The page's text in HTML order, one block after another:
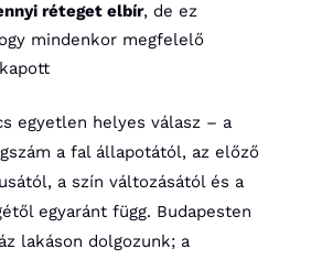
réteget elbír, de ez
mindenkor megfelelő
egyetlen helyes válasz – a
a fal állapotától, az előző
a szín változásától és a
egyaránt függ. Budapesten
lakáson dolgozunk; a